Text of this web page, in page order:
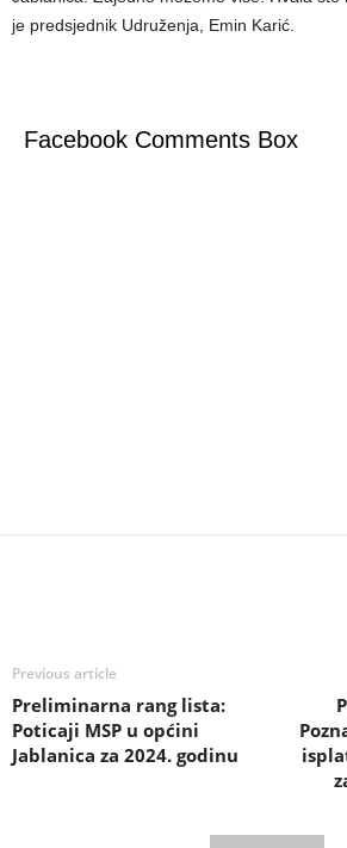
je predsjednik Udruženja, Emin Karić.
Facebook Comments Box
Previous article
Preliminarna rang lista:
Poticaji MSP u općini
Jablanica za 2024. godinu